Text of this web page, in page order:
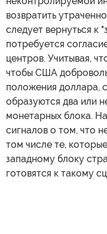
возвратить
следует вернуться к
потребуется
центров. Учитывая,
чтобы США
положения доллара,
образуются два или
монетарных блока.
сигналов о том, что
том числе те,
западному блоку
готовятся к такому